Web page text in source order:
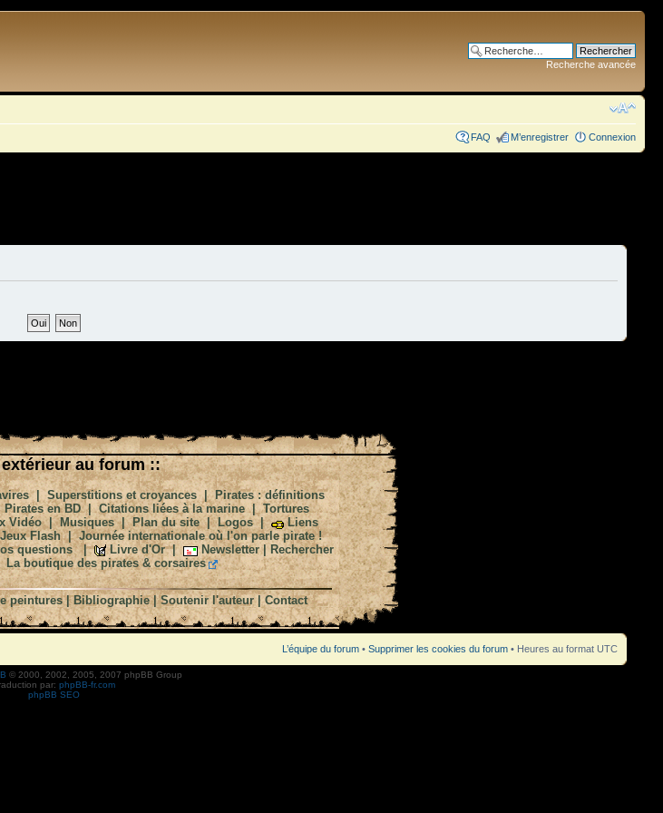
Recherche avancée
FAQ M’enregistrer Connexion
au forum ::
|Superstitions et croyances|Pirates : définitions
Pirates en BD|Citations liées à la marine|Tortures
Vidéo|Musiques|Plan du site|Logos|
Liens
Jeux Flash|Journée internationale où l'on parle pirate !
questions| Livre d'Or| Newsletter| Rechercher
La boutique des pirates & corsaires
peintures|Bibliographie|Soutenir l'auteur|Contact
L’équipe du forum • Supprimer les cookies du forum • Heures au format UTC
© 2000, 2002, 2005, 2007 phpBB Group
par: phpBB-fr.com
phpBB SEO